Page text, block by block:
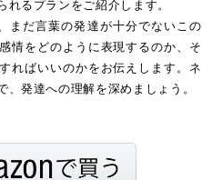
れるプランをご紹介します。
まだ言葉の発達が十分でないこの
情をどのように表現するのか、そ
ればいいのかをお伝えします。ネ
発達への理解を深めましょう。